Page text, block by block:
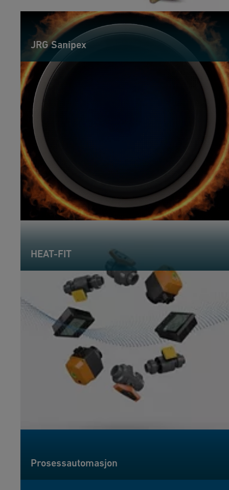
JRG Sanipex
HEAT-FIT
Prosessautomasjon